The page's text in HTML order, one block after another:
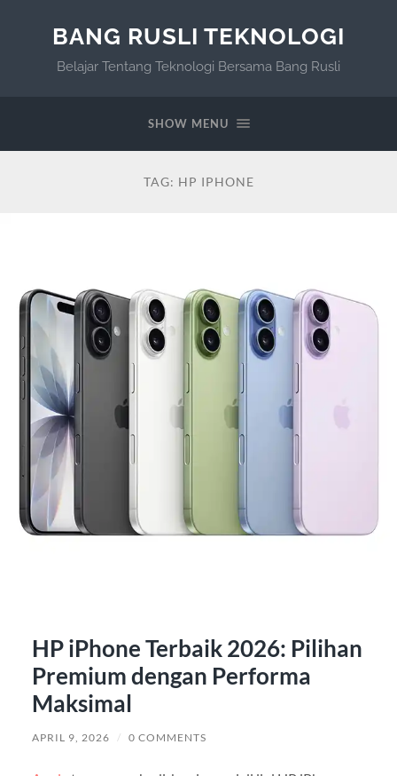
BANG RUSLI TEKNOLOGI
Belajar Tentang Teknologi Bersama Bang Rusli
SHOW MENU
TAG: HP IPHONE
HP iPhone Terbaik 2026: Pilihan
Premium dengan Performa
Maksimal
APRIL 9, 2026 / 0 COMMENTS